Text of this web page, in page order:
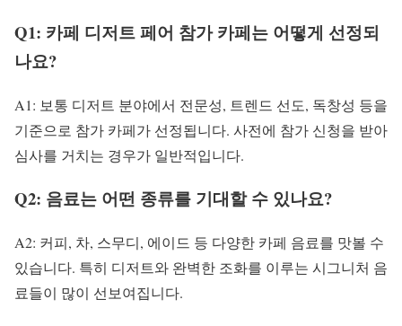
Q1: 카페 디저트 페어 참가 카페는 어떻게 선정되
나요?
A1: 보통 디저트 분야에서 전문성, 트렌드 선도, 독창성 등을
기준으로 참가 카페가 선정됩니다. 사전에 참가 신청을 받아
심사를 거치는 경우가 일반적입니다.
Q2: 음료는 어떤 종류를 기대할 수 있나요?
A2: 커피, 차, 스무디, 에이드 등 다양한 카페 음료를 맛볼 수
있습니다. 특히 디저트와 완벽한 조화를 이루는 시그니처 음
료들이 많이 선보여집니다.